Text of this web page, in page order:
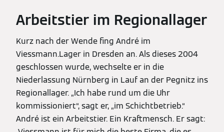
Arbeitstier im Regionallager
Kurz nach der Wende fing André im
Viessmann.Lager in Dresden an. Als dieses 2004
geschlossen wurde, wechselte er in die
Niederlassung Nürnberg in Lauf an der Pegnitz ins
Regionallager. „Ich habe rund um die Uhr
kommissioniert“, sagt er, „im Schichtbetrieb.“
André ist ein Arbeitstier. Ein Kraftmensch. Er sagt: